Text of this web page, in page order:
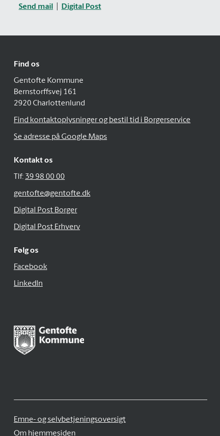
Send mail Digital Post
Find os
Gentofte Kommune
Bernstorffsvej 161
2920 Charlottenlund
Find kontaktoplysninger og bestil tid i Borgerservice
Se adresse på Google Maps
Kontakt os
Tlf: 39 98 00 00
gentofte@gentofte.dk
Digital Post Borger
Digital Post Erhverv
Følg os
Facebook
LinkedIn
Emne- og selvbetjeningsoversigt
Om hjemmesiden